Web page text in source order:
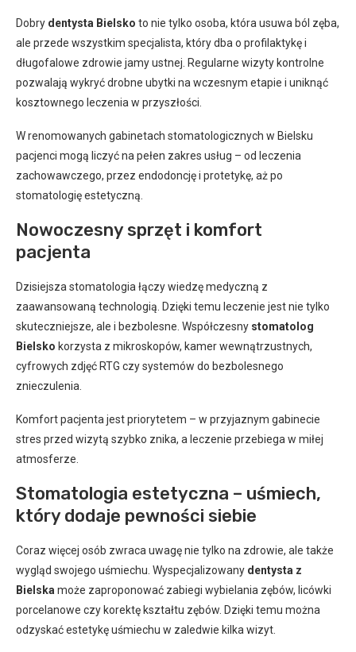
Dobry dentysta Bielsko to nie tylko osoba, która usuwa ból zęba,
ale przede wszystkim specjalista, który dba o profilaktykę i
długofalowe zdrowie jamy ustnej. Regularne wizyty kontrolne
pozwalają wykryć drobne ubytki na wczesnym etapie i uniknąć
kosztownego leczenia w przyszłości.
W renomowanych gabinetach stomatologicznych w Bielsku
pacjenci mogą liczyć na pełen zakres usług – od leczenia
zachowawczego, przez endodoncję i protetykę, aż po
stomatologię estetyczną.
Nowoczesny sprzęt i komfort
pacjenta
Dzisiejsza stomatologia łączy wiedzę medyczną z
zaawansowaną technologią. Dzięki temu leczenie jest nie tylko
skuteczniejsze, ale i bezbolesne. Współczesny stomatolog
Bielsko korzysta z mikroskopów, kamer wewnątrzustnych,
cyfrowych zdjęć RTG czy systemów do bezbolesnego
znieczulenia.
Komfort pacjenta jest priorytetem – w przyjaznym gabinecie
stres przed wizytą szybko znika, a leczenie przebiega w miłej
atmosferze.
Stomatologia estetyczna – uśmiech,
który dodaje pewności siebie
Coraz więcej osób zwraca uwagę nie tylko na zdrowie, ale także
wygląd swojego uśmiechu. Wyspecjalizowany dentysta z
Bielska może zaproponować zabiegi wybielania zębów, licówki
porcelanowe czy korektę kształtu zębów. Dzięki temu można
odzyskać estetykę uśmiechu w zaledwie kilka wizyt.